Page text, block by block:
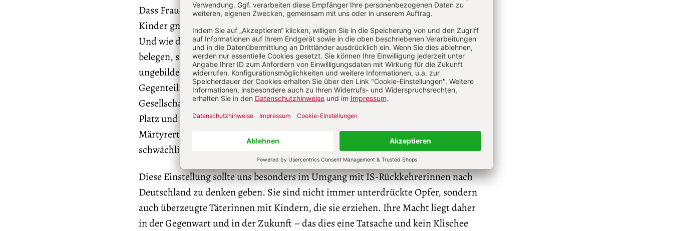
Dass Frauen zu Löwinnen werden können und im religiösen Eifer ihre eigenen
Kinder gnadenlos zu Kampf und Tod erziehen, lehrt uns eindrucksvoll dieses Buch.
Und wie die Autoren im zweiten Teil mit Fallstudien über Dschihadistinnen
belegen, sind die meisten dieser Frauen, gerade aus dem Westen, weder
ungebildet, noch in Armut aufgewachsen oder rein an Heirat interessiert. Im
Gegenteil: Sie sind überdurchschnittlich gebildet und empfinden ein
Gesellschaftsmodell mit festen Geschlechterrollen, in dem jedes Mitglied seinen
Platz und Einfluss(!) im Namen Gottes findet, attraktiv. Und Männer, die nicht den
Märtyrertod im Namen dieses Gottesbildes suchen, werden von diesen Frauen als
schwächlich lächerlich gemacht – das spornt Mann im Kampf besonders an.
Diese Einstellung sollte uns besonders im Umgang mit IS-Rückkehrerinnen nach
Deutschland zu denken geben. Sie sind nicht immer unterdrückte Opfer, sondern
auch überzeugte Täterinnen mit Kindern, die sie erziehen. Ihre Macht liegt daher
in der Gegenwart und in der Zukunft – das dies eine Tatsache und kein Klischee